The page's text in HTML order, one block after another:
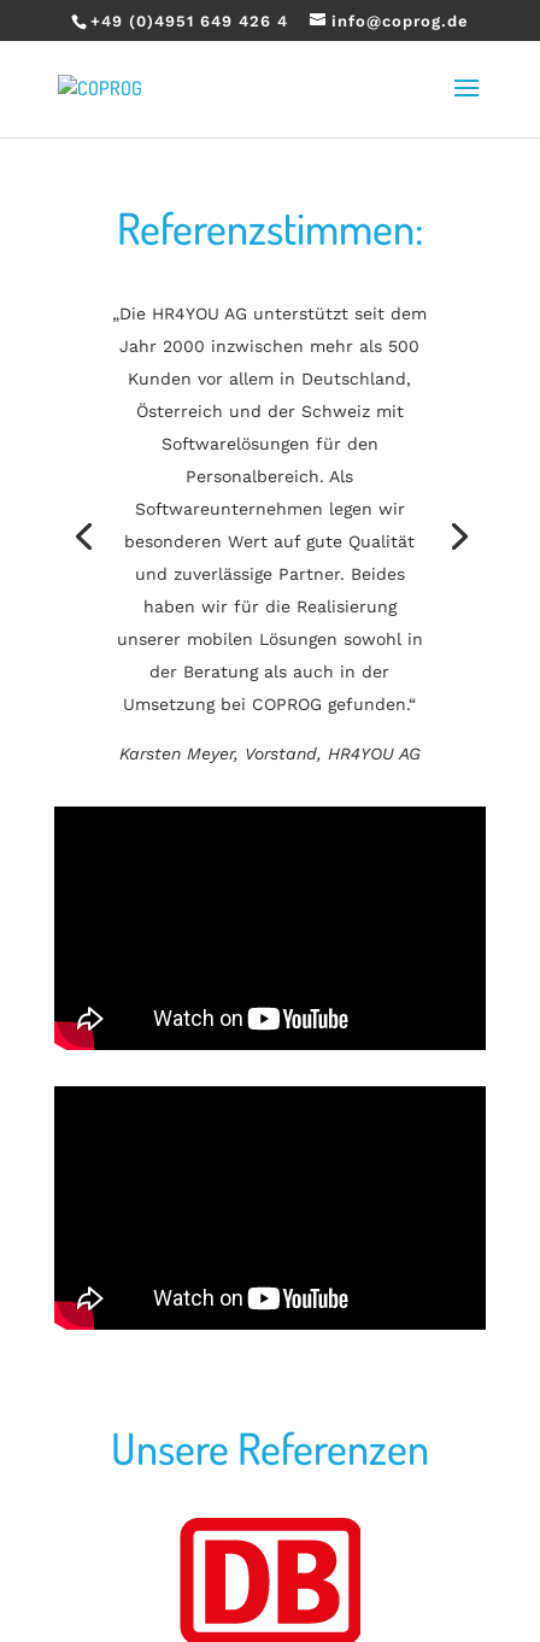
+49 (0)4951 649 426 4 info@coprog.de
Referenzstimmen:
„Die HR4YOU AG unterstützt seit dem
Jahr 2000 inzwischen mehr als 500
Kunden vor allem in Deutschland,
Österreich und der Schweiz mit
Softwarelösungen für den
Personalbereich. Als
Softwareunternehmen legen wir
besonderen Wert auf gute Qualität
und zuverlässige Partner. Beides
haben wir für die Realisierung
unserer mobilen Lösungen sowohl in
der Beratung als auch in der
Umsetzung bei COPROG gefunden.“
Karsten Meyer, Vorstand, HR4YOU AG
Unsere Referenzen